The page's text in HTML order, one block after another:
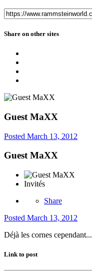
Share on other sites
Guest MaXX
Posted March 13, 2012
Guest MaXX
Invités
Share
Posted March 13, 2012
Déjà les cornes cependant...
Link to post